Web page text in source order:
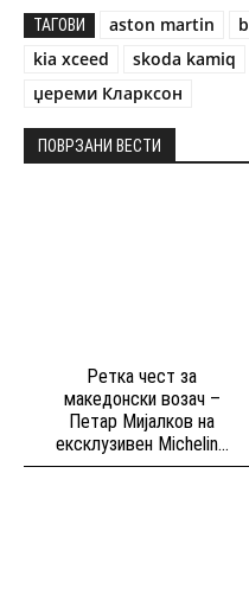
ТАГОВИ aston martin
kia xceed
skoda kamiq
џереми Кларксон
ПОВРЗАНИ ВЕСТИ
Ретка чест за
македонски возач –
Петар Мијалков на
ексклузивен Michelin...